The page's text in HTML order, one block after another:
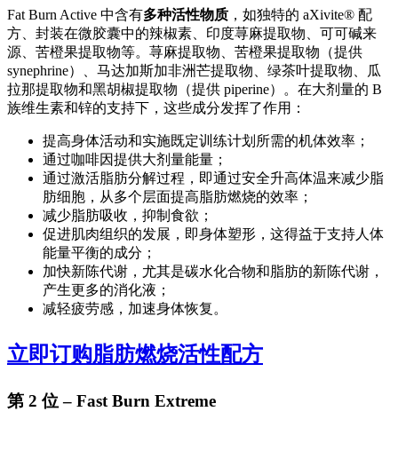
Fat Burn Active 中含有多种活性物质 ，如独特的 aXivite® 配
方、封装在微胶囊中的辣椒素、印度荨麻提取物、可可碱来
源、苦橙果提取物等。荨麻提取物、苦橙果提取物（提供
synephrine）、马达加斯加非洲芒提取物、绿茶叶提取物、瓜
拉那提取物和黑胡椒提取物（提供 piperine）。在大剂量的 B
族维生素和锌的支持下，这些成分发挥了作用：
提高身体活动和实施既定训练计划所需的机体效率；
通过咖啡因提供大剂量能量；
通过激活脂肪分解过程，即通过安全升高体温来减少脂
肪细胞，从多个层面提高脂肪燃烧的效率；
减少脂肪吸收，抑制食欲；
促进肌肉组织的发展，即身体塑形，这得益于支持人体
能量平衡的成分；
加快新陈代谢，尤其是碳水化合物和脂肪的新陈代谢，
产生更多的消化液；
减轻疲劳感，加速身体恢复。
立即订购脂肪燃烧活性配方
第 2 位 – Fast Burn Extreme